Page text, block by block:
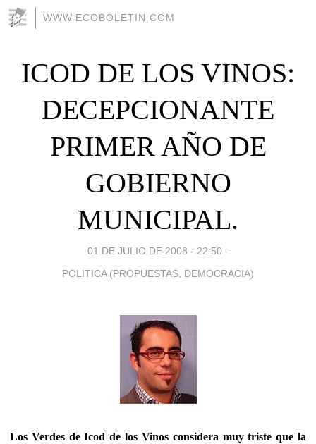
WWW.ECOBOLETIN.COM
ICOD DE LOS VINOS:
DECEPCIONANTE
PRIMER AÑO DE
GOBIERNO
MUNICIPAL.
01 DE JULIO DE 2008 - 22:50 -
POLITICA (PROPUESTAS, DEMOCRACIA)
Los Verdes de Icod de los Vinos considera muy triste que la